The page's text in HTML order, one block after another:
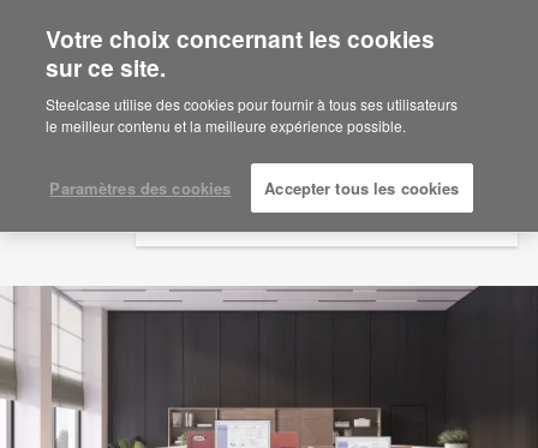
Are you in United States?
Would you like to see Products we sell in
your region?
English
Español
Votre choix concernant les cookies
sur ce site.
Steelcase utilise des cookies pour fournir à tous ses utilisateurs
le meilleur contenu et la meilleure expérience possible.
Paramètres des cookies Accepter tous les cookies